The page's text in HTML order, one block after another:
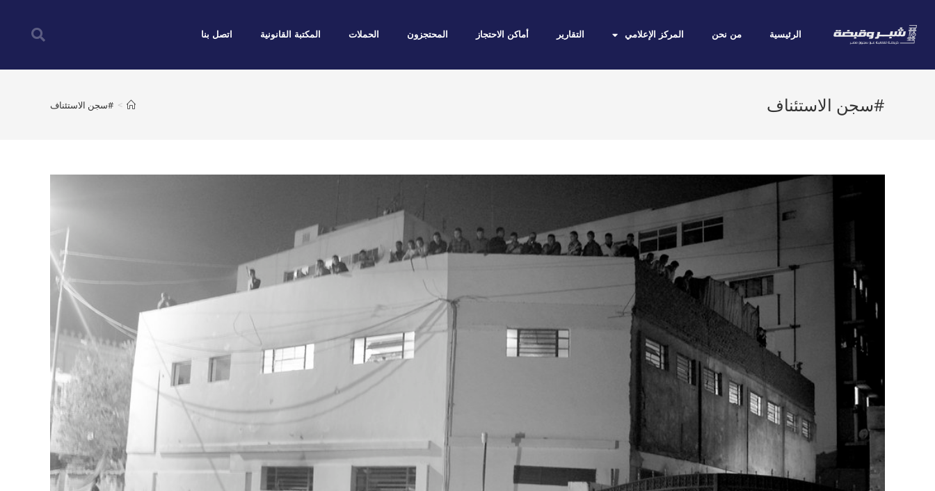
الرئيسية من نحن المركز الإعلامي التقارير أماكن الاحتجاز المحتجزون الحملات المكتبة القانونية اتصل بنا
#سجن الاستئناف > #سجن الاستئناف